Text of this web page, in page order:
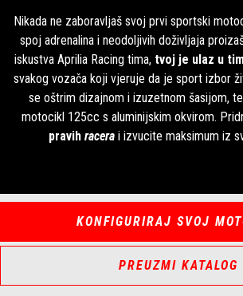
Nikada ne zaboravljaš svoj prvi sportski
spoj adrenalina i neodoljivih doživljaja
iskustva Aprilia Racing tima, tvoj je ulaz u
svakog vozača koji vjeruje da je sport izbor
se oštrim dizajnom i izuzetnom šasijom,
motocikl 125cc s aluminijskim okvirom.
pravih racera i izvucite maksimum iz
KONFIGURIRAJ SVOJ
PREUZMI KATALOG